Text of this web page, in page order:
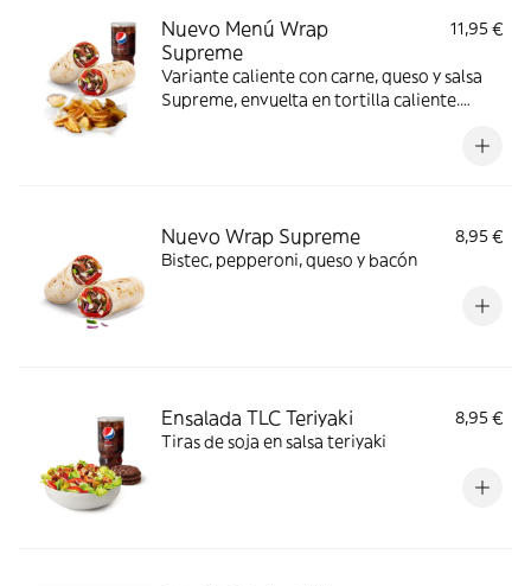
Nuevo Menú Wrap
Supreme
11,95 €
Variante caliente con carne, queso y salsa
Supreme, envuelta en tortilla caliente.
Nuevo Wrap Supreme
8,95 €
Bistec, pepperoni, queso y bacón
Ensalada TLC Teriyaki
8,95 €
Tiras de soja en salsa teriyaki